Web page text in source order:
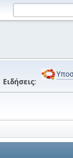
Ειδήσεις: